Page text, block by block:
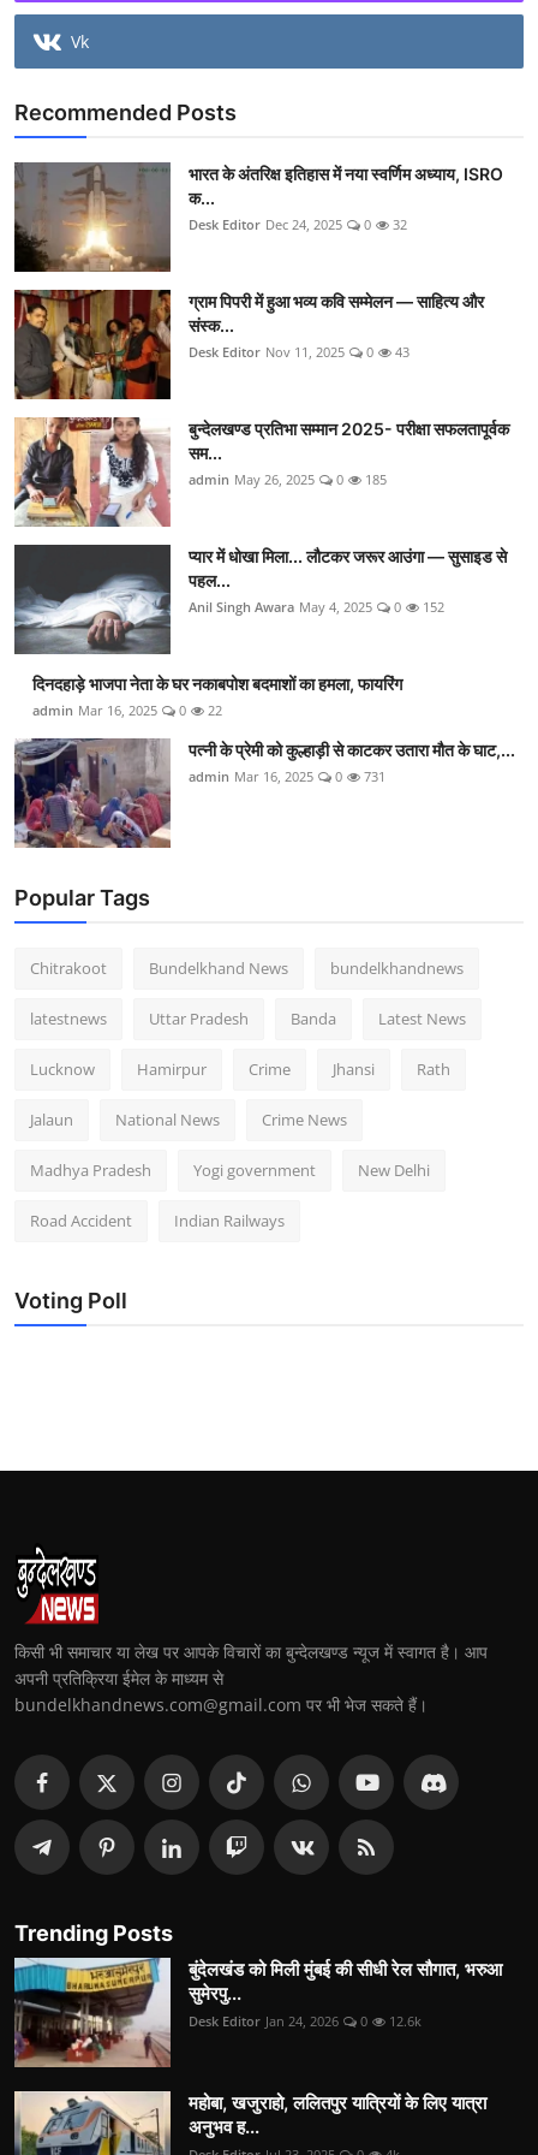
Vk
Recommended Posts
भारत के अंतरिक्ष इतिहास में नया स्वर्णिम अध्याय, ISRO
क...
Desk Editor Dec 24, 2025 0 32
ग्राम पिपरी में हुआ भव्य कवि सम्मेलन — साहित्य और
संस्क...
Desk Editor Nov 11, 2025 0 43
बुन्देलखण्ड प्रतिभा सम्मान 2025- परीक्षा सफलतापूर्वक
सम...
admin May 26, 2025 0 185
प्यार में धोखा मिला... लौटकर जरूर आउंगा — सुसाइड से
पहल...
Anil Singh Awara May 4, 2025 0 152
दिनदहाड़े भाजपा नेता के घर नकाबपोश बदमाशों का हमला, फायरिंग
admin Mar 16, 2025 0 22
पत्नी के प्रेमी को कुल्हाड़ी से काटकर उतारा मौत के घाट,...
admin Mar 16, 2025 0 731
Popular Tags
Chitrakoot Bundelkhand News bundelkhandnews
latestnews Uttar Pradesh Banda Latest News
Lucknow Hamirpur Crime Jhansi Rath
Jalaun National News Crime News
Madhya Pradesh Yogi government New Delhi
Road Accident Indian Railways
Voting Poll
किसी भी समाचार या लेख पर आपके विचारों का बुन्देलखण्ड न्यूज में स्वागत है। आप
अपनी प्रतिक्रिया ईमेल के माध्यम से
bundelkhandnews.com@gmail.com पर भी भेज सकते हैं।
Trending Posts
बुंदेलखंड को मिली मुंबई की सीधी रेल सौगात, भरुआ
सुमेरपु...
Desk Editor Jan 24, 2026 0 12.6k
महोबा, खजुराहो, ललितपुर यात्रियों के लिए यात्रा
अनुभव ह...